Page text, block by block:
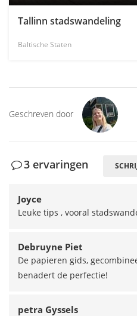
Tallinn stadswandeling
Baltische Staten
Geschreven door
3 ervaringen
Joyce
Leuke tips , vooral
Debruyne Piet
De papieren gids,
benadert de perfectie!
petra Gyssels